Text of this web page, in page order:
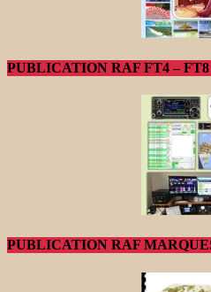
PUBLICATION RAF FT4 – FT8
PUBLICATION RAF